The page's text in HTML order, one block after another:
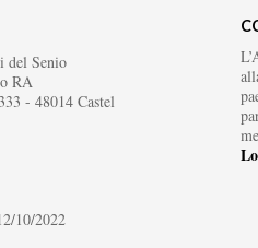
del Senio
RA
- 48014 Castel
10/2022